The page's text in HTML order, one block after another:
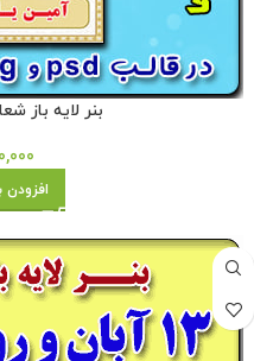
بنر لایه باز
افزودن